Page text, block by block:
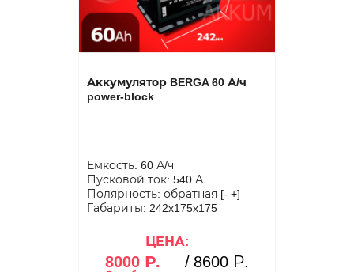
Аккумулятор BERGA 60 А/ч
power-block
Емкость: 60 А/ч
Пусковой ток: 540 А
Полярность: обратная [- +]
Габариты: 242x175x175
ЦЕНА:
8000 Р. / 8600 Р.